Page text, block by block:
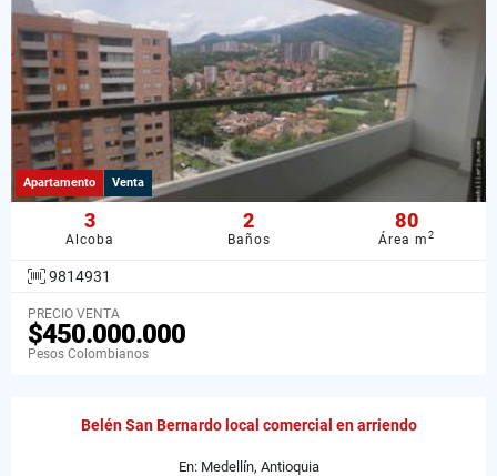
Apartamento Venta
3
Alcoba
2
Baños
80
Área m2
9814931
PRECIO VENTA
$450.000.000
Pesos Colombianos
Belén San Bernardo local comercial en arriendo
En: Medellín, Antioquia